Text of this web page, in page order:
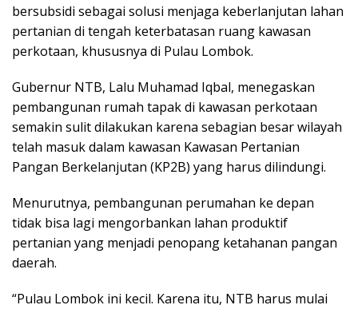
bersubsidi sebagai solusi menjaga keberlanjutan lahan
pertanian di tengah keterbatasan ruang kawasan
perkotaan, khususnya di Pulau Lombok.
Gubernur NTB, Lalu Muhamad Iqbal, menegaskan
pembangunan rumah tapak di kawasan perkotaan
semakin sulit dilakukan karena sebagian besar wilayah
telah masuk dalam kawasan Kawasan Pertanian
Pangan Berkelanjutan (KP2B) yang harus dilindungi.
Menurutnya, pembangunan perumahan ke depan
tidak bisa lagi mengorbankan lahan produktif
pertanian yang menjadi penopang ketahanan pangan
daerah.
“Pulau Lombok ini kecil. Karena itu, NTB harus mulai